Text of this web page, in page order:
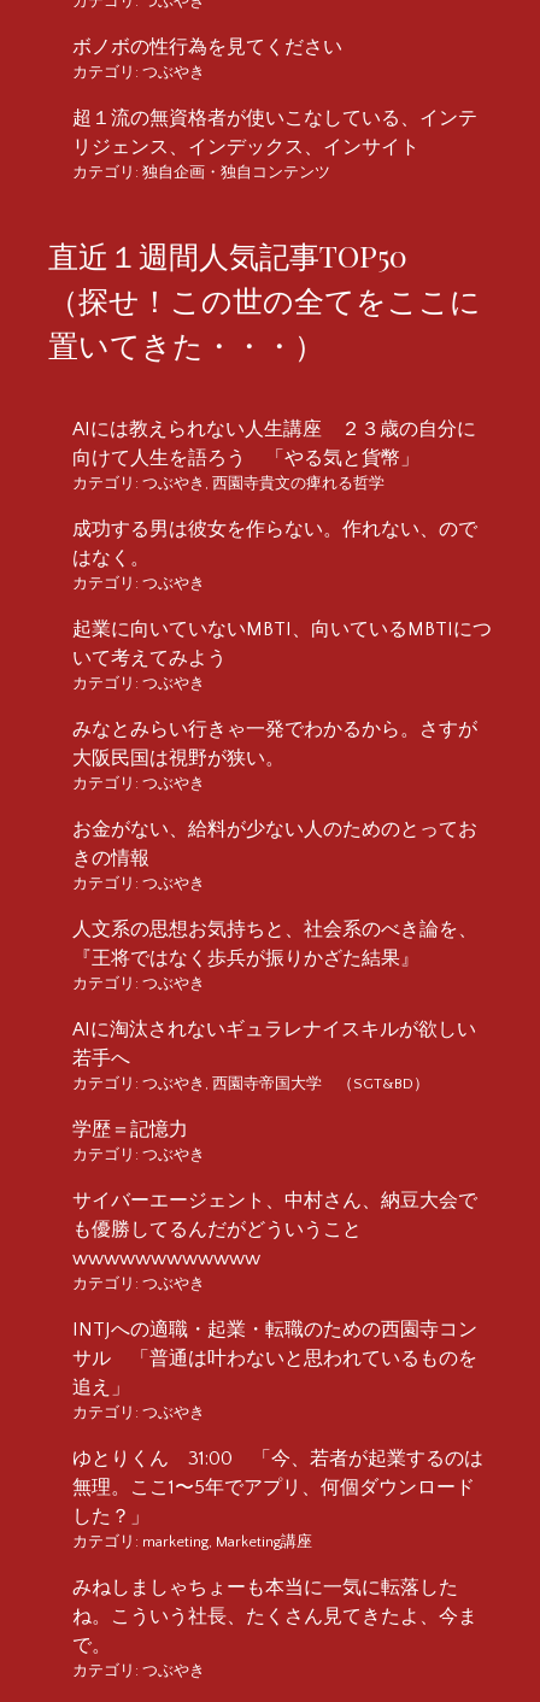
ボノボの性行為を見てください
カテゴリ: つぶやき
超１流の無資格者が使いこなしている、インテ
リジェンス、インデックス、インサイト
カテゴリ: 独自企画・独自コンテンツ
直近１週間人気記事TOP50
（探せ！この世の全てをここに
置いてきた・・・）
AIには教えられない人生講座 ２３歳の自分に
向けて人生を語ろう 「やる気と貨幣」
カテゴリ: つぶやき , 西園寺貴文の痺れる哲学
成功する男は彼女を作らない。作れない、ので
はなく。
カテゴリ: つぶやき
起業に向いていないMBTI、向いているMBTIにつ
いて考えてみよう
カテゴリ: つぶやき
みなとみらい行きゃ一発でわかるから。さすが
大阪民国は視野が狭い。
カテゴリ: つぶやき
お金がない、給料が少ない人のためのとってお
きの情報
カテゴリ: つぶやき
人文系の思想お気持ちと、社会系のべき論を、
『王将ではなく歩兵が振りかざた結果』
カテゴリ: つぶやき
AIに淘汰されないギュラレナイスキルが欲しい
若手へ
カテゴリ: つぶやき , 西園寺帝国大学 （SGT&BD）
学歴＝記憶力
カテゴリ: つぶやき
サイバーエージェント、中村さん、納豆大会で
も優勝してるんだがどういうこと
wwwwwwwwwwww
カテゴリ: つぶやき
INTJへの適職・起業・転職のための西園寺コン
サル 「普通は叶わないと思われているものを
追え」
カテゴリ: つぶやき
ゆとりくん 31:00 「今、若者が起業するのは
無理。ここ1〜5年でアプリ、何個ダウンロード
した？」
カテゴリ: marketing, Marketing講座
みねしましゃちょーも本当に一気に転落した
ね。こういう社長、たくさん見てきたよ、今ま
で。
カテゴリ: つぶやき